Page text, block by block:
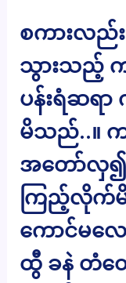
စကားလည်
သွားသည့် က
ပန်းရံဆရ
မိသည်..။ က
အတော်လှ၍
ကြည့်လိုက်
ကောင်မလ
ထွီ ခနဲ တံတွ